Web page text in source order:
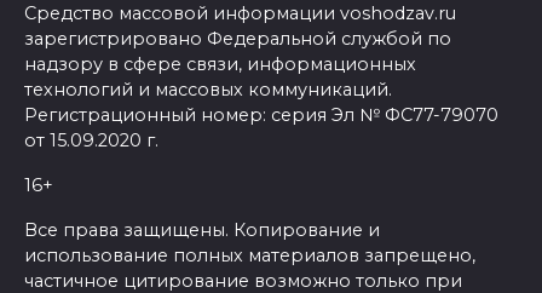
Средство массовой информации voshodzav.ru
зарегистрировано Федеральной службой по
надзору в сфере связи, информационных
технологий и массовых коммуникаций.
Регистрационный номер: серия Эл № ФС77-79070
от 15.09.2020 г.
16+
Все права защищены. Копирование и
использование полных материалов запрещено,
частичное цитирование возможно только при